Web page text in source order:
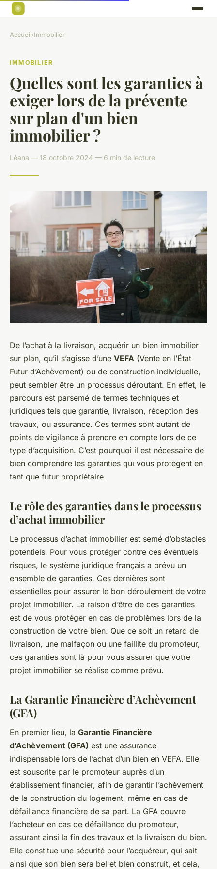
Accueil›Immobilier
IMMOBILIER
Quelles sont les garanties à
exiger lors de la prévente
sur plan d'un bien
immobilier ?
Léana — 18 octobre 2024 — 6 min de lecture
De l’achat à la livraison, acquérir un bien immobilier
sur plan, qu’il s’agisse d’une VEFA (Vente en l’État
Futur d’Achèvement) ou de construction individuelle,
peut sembler être un processus déroutant. En effet, le
parcours est parsemé de termes techniques et
juridiques tels que garantie, livraison, réception des
travaux, ou assurance. Ces termes sont autant de
points de vigilance à prendre en compte lors de ce
type d’acquisition. C’est pourquoi il est nécessaire de
bien comprendre les garanties qui vous protègent en
tant que futur propriétaire.
Le rôle des garanties dans le processus
d’achat immobilier
Le processus d’achat immobilier est semé d’obstacles
potentiels. Pour vous protéger contre ces éventuels
risques, le système juridique français a prévu un
ensemble de garanties. Ces dernières sont
essentielles pour assurer le bon déroulement de votre
projet immobilier. La raison d’être de ces garanties
est de vous protéger en cas de problèmes lors de la
construction de votre bien. Que ce soit un retard de
livraison, une malfaçon ou une faillite du promoteur,
ces garanties sont là pour vous assurer que votre
projet immobilier se réalise comme prévu.
La Garantie Financière d’Achèvement
(GFA)
En premier lieu, la Garantie Financière
d’Achèvement (GFA) est une assurance
indispensable lors de l’achat d’un bien en VEFA. Elle
est souscrite par le promoteur auprès d’un
établissement financier, afin de garantir l’achèvement
de la construction du logement, même en cas de
défaillance financière de sa part. La GFA couvre
l’acheteur en cas de défaillance du promoteur,
assurant ainsi la fin des travaux et la livraison du bien.
Elle constitue une sécurité pour l’acquéreur, qui sait
ainsi que son bien sera bel et bien construit, et cela,